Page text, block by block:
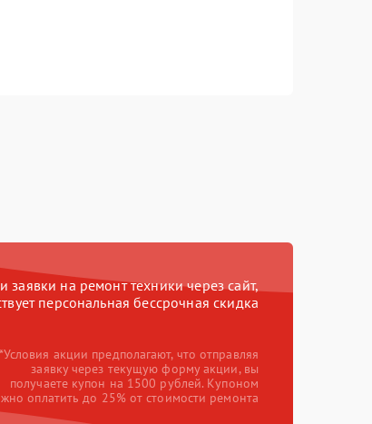
на ремонт техники через сайт,
персональная бессрочная скидка
*Условия акции предполагают, что отправляя
заявку через текущую форму акции, вы
получаете купон на 1500 рублей. Купоном
оплатить до 25% от стоимости ремонта